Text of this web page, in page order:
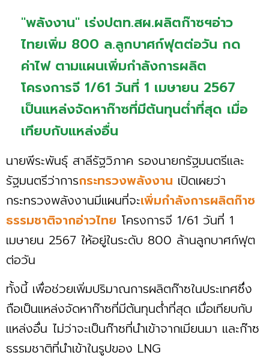
"พลังงาน" เร่งปตท.สผ.ผลิตก๊าซฯอ่าว
ไทยเพิ่ม 800 ล.ลูกบาศก์ฟุตต่อวัน กด
ค่าไฟ ตามแผนเพิ่มกำลังการผลิต
โครงการจี 1/61 วันที่ 1 เมษายน 2567
เป็นแหล่งจัดหาก๊าซที่มีต้นทุนต่ำที่สุด เมื่อ
เทียบกับแหล่งอื่น
นายพีระพันธุ์ สาลีรัฐวิภาค รองนายกรัฐมนตรีและ
รัฐมนตรีว่าการกระทรวงพลังงาน เปิดเผยว่า
กระทรวงพลังงานมีแผนที่จะเพิ่มกำลังการผลิตก๊าซ
ธรรมชาติจากอ่าวไทย โครงการจี 1/61 วันที่ 1
เมษายน 2567 ให้อยู่ในระดับ 800 ล้านลูกบาศก์ฟุต
ต่อวัน
ทั้งนี้ เพื่อช่วยเพิ่มปริมาณการผลิตก๊าซในประเทศซึ่ง
ถือเป็นแหล่งจัดหาก๊าซที่มีต้นทุนต่ำที่สุด เมื่อเทียบกับ
แหล่งอื่น ไม่ว่าจะเป็นก๊าซที่นำเข้าจากเมียนมา และก๊าซ
ธรรมชาติที่นำเข้าในรูปของ LNG